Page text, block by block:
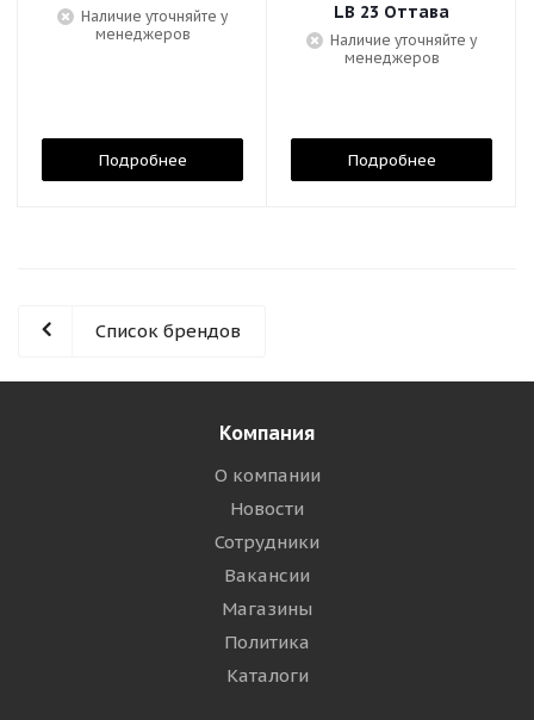
Наличие уточняйте у
менеджеров
Подробнее
LB 23 Оттава
Наличие уточняйте у
менеджеров
Подробнее
Список брендов
Компания
О компании
Новости
Сотрудники
Вакансии
Магазины
Политика
Каталоги